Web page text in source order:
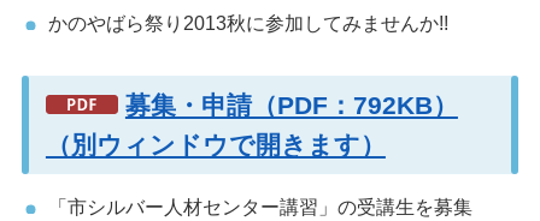
かのやばら祭り2013秋に参加してみませんか!!
募集・申請（PDF：792KB）
（別ウィンドウで開きます）
「市シルバー人材センター講習」の受講生を募集